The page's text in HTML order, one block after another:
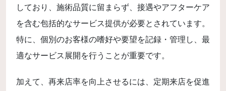
しており、施術品質に留まらず、接遇やアフターケア
を含む包括的なサービス提供が必要とされています。
特に、個別のお客様の嗜好や要望を記録・管理し、最
適なサービス展開を行うことが重要です。
加えて、再来店率を向上させるには、定期来店を促進